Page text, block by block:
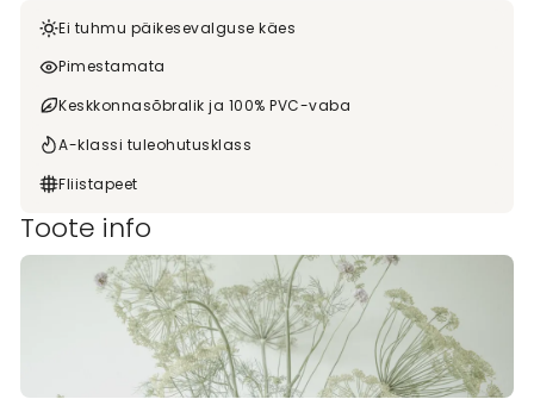
Ei tuhmu päikesevalguse käes
Pimestamata
Keskkonnasõbralik ja 100% PVC-vaba
A-klassi tuleohutusklass
Fliistapeet
Toote info